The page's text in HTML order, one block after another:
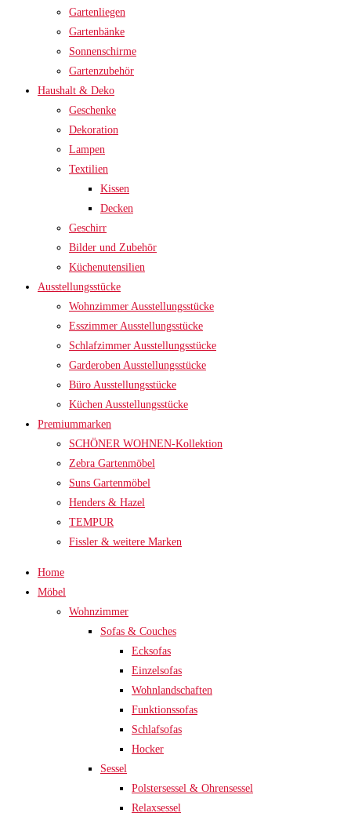
Gartenliegen
Gartenbänke
Sonnenschirme
Gartenzubehör
Haushalt & Deko
Geschenke
Dekoration
Lampen
Textilien
Kissen
Decken
Geschirr
Bilder und Zubehör
Küchenutensilien
Ausstellungsstücke
Wohnzimmer Ausstellungsstücke
Esszimmer Ausstellungsstücke
Schlafzimmer Ausstellungsstücke
Garderoben Ausstellungsstücke
Büro Ausstellungsstücke
Küchen Ausstellungsstücke
Premiummarken
SCHÖNER WOHNEN-Kollektion
Zebra Gartenmöbel
Suns Gartenmöbel
Henders & Hazel
TEMPUR
Fissler & weitere Marken
Home
Möbel
Wohnzimmer
Sofas & Couches
Ecksofas
Einzelsofas
Wohnlandschaften
Funktionssofas
Schlafsofas
Hocker
Sessel
Polstersessel & Ohrensessel
Relaxsessel